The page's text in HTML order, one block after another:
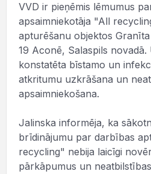
VVD ir pieņēmis lēmumus
apsaimniekotāja "All
apturēšanu objektos
19 Aconē, Salaspils novadā.
konstatēta bīstamo un
atkritumu uzkrāšana un
apsaimniekošana.
Jalinska informēja, ka
brīdinājumu par darbības
recycling" nebija laicīgi
pārkāpumus un